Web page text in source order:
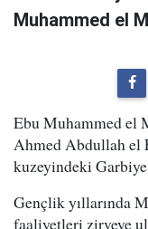
Muhammed el
Ebu Muhammed el
Ahmed Abdullah el
kuzeyindeki
Gençlik yıllarında
faaliyetleri zirveye